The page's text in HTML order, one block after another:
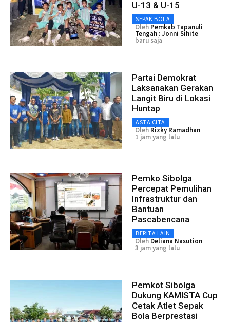
U-13 & U-15
SEPAK BOLA
Oleh Pemkab Tapanuli
Tengah : Jonni Sihite
baru saja
Partai Demokrat
Laksanakan Gerakan
Langit Biru di Lokasi
Huntap
ASTA CITA
Oleh Rizky Ramadhan
1 jam yang lalu
Pemko Sibolga
Percepat Pemulihan
Infrastruktur dan
Bantuan
Pascabencana
BERITA LAIN
Oleh Deliana Nasution
3 jam yang lalu
Pemkot Sibolga
Dukung KAMISTA Cup
Cetak Atlet Sepak
Bola Berprestasi